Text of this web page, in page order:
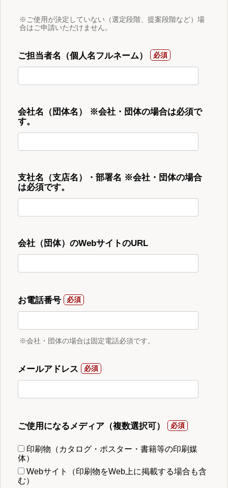
※ご使用が決定していない（選定段階、提案段階など）場
合はご申請いただけません。
ご担当者名（個人名フルネーム）
会社名（団体名） ※会社・団体の場合は必須で
す。
支社名（支店名）・部署名 ※会社・団体の場合
は必須です。
会社（団体）のWebサイトのURL
お電話番号
※会社・団体の場合は固定電話必須です。
メールアドレス
ご使用になるメディア（複数選択可）
印刷物（カタログ・ポスター・書籍等の印刷媒
体）
Webサイト（印刷物をWeb上に掲載する場合も含
む）